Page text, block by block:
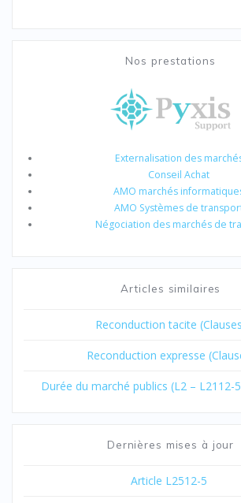
Nos prestations
Externalisation des
Conseil Achat
AMO marchés
AMO Systèmes de
Négociation des marchés de
Articles similaires
Reconduction tacite
Reconduction expresse
Durée du marché publics (L2 – L2112-
Dernières mises à jour
Article L2512-5